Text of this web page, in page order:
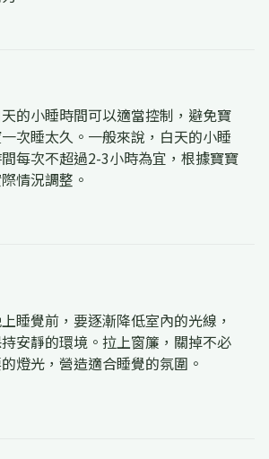
的小睡時間可以適當控制，避免寶
次睡太久。一般來說，白天的小睡
每次不超過2-3小時為宜，根據寶寶
情況調整。
睡覺前，要逐漸降低室內的光線，
安靜的環境。拉上窗簾，關掉不必
燈光，營造適合睡覺的氛圍。